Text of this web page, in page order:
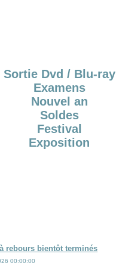
Sortie Dvd / Blu-ray
Examens
Nouvel an
Soldes
Festival
Exposition
rebours bientôt terminés
00:00:00